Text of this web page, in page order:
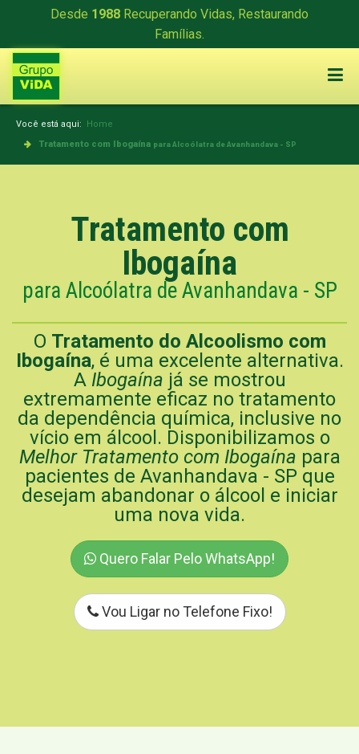
Desde 1988 Recuperando Vidas, Restaurando
Famílias.
Você está aqui: Home
Tratamento com Ibogaína para Alcoólatra de Avanhandava - SP
Tratamento com
Ibogaína
para Alcoólatra de Avanhandava - SP
O Tratamento do Alcoolismo com
Ibogaína, é uma excelente alternativa.
A Ibogaína já se mostrou
extremamente eficaz no tratamento
da dependência química, inclusive no
vício em álcool. Disponibilizamos o
Melhor Tratamento com Ibogaína para
pacientes de Avanhandava - SP que
desejam abandonar o álcool e iniciar
uma nova vida.
Quero Falar Pelo WhatsApp!
Vou Ligar no Telefone Fixo!